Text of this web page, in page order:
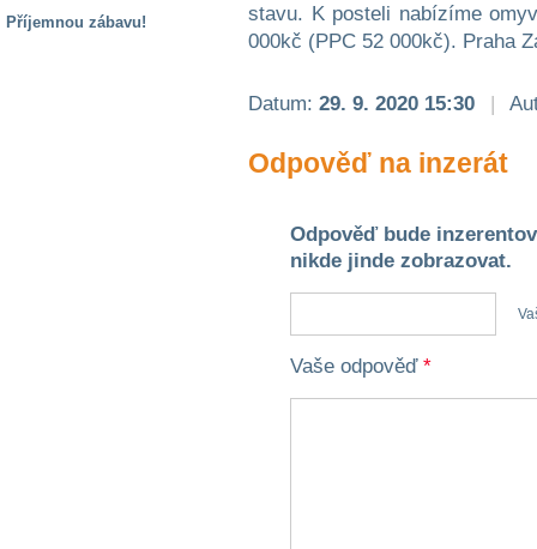
Příjemnou zábavu!
stavu. K posteli nabízíme
000kč (PPC 52 000kč). Praha
Datum: 29. 9. 2020 15:30 |
Odpověď na inzerát
Odpověď bude
nikde jinde zobrazovat.
Vaše odpověď *